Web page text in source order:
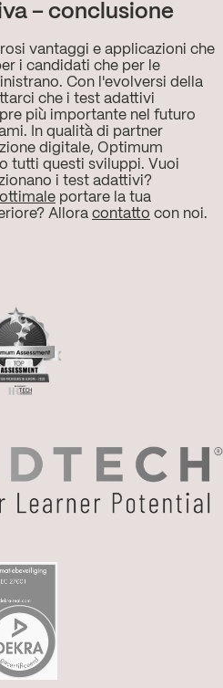
– conclusione
vantaggi e applicazioni che
i candidati che per le
Con l'evolversi della
che i test adattivi
più importante nel futuro
In qualità di partner
digitale, Optimum
tutti questi sviluppi. Vuoi
i test adattivi?
portare la tua
Allora contatto con noi.